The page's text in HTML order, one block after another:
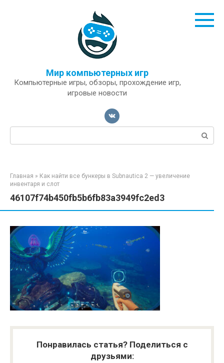
Мир компьютерных игр
Компьютерные игры, обзоры, прохождение игр,
игровые новости
Поиск:
Главная » Как найти все бункеры в Subnautica 2 — увеличение
инвентаря и слот
46107f74b450fb5b6fb83a3949fc2ed3
Понравилась статья? Поделиться с
друзьями: